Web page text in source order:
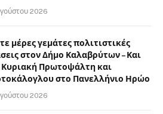
2026
μέρες γεμάτες πολιτιστικές
στον Δήμο Καλαβρύτων – Και
Κυριακή Πρωτοψάλτη και
στο Πανελλήνιο Ηρώο
2026